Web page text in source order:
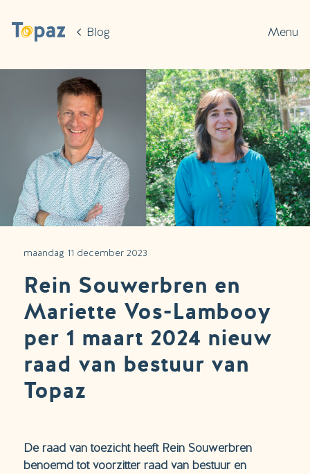
Blog
Menu
maandag 11 december 2023
Rein Souwerbren en
Mariette Vos-Lambooy
per 1 maart 2024 nieuw
raad van bestuur van
Topaz
De raad van toezicht heeft Rein Souwerbren
benoemd tot voorzitter raad van bestuur en